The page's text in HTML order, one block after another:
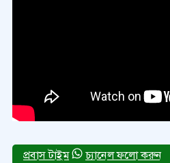
চ্যানেল ফলো করুন